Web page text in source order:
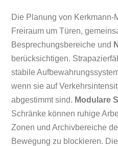
Die Planung von Kerkmann-
Freiraum um Türen,
Besprechungsbereiche und
berücksichtigen.
stabile
wenn sie auf
abgestimmt sind. Modulare
Schränke können ruhige
Zonen und Archivbereiche
Bewegung zu blockieren.